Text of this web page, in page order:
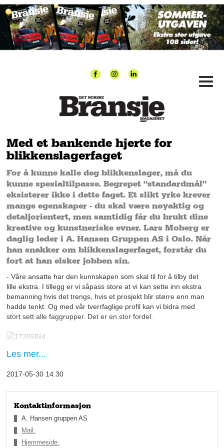
Med et bankende hjerte for
blikkenslagerfaget
For å kunne kalle deg blikkenslager, må du
kunne spesialtilpasse. Begrepet “standardmål”
eksisterer ikke i dette faget. Et slikt yrke krever
mange egenskaper - du skal være nøyaktig og
detaljorientert, men samtidig får du brukt dine
kreative og kunstneriske evner. Lars Moberg er
daglig leder i A. Hansen Gruppen AS i Oslo. Når
han snakker om blikkenslagerfaget, forstår du
fort at han elsker jobben sin.
- Våre ansatte har den kunnskapen som skal til for å tilby det
lille ekstra. I tillegg er vi såpass store at vi kan sette inn ekstra
bemanning hvis det trengs, hvis et prosjekt blir større enn man
hadde tenkt. Og med vår tverrfaglige profil kan vi bidra med
stort sett alle faggrupper. Det er en stor fordel.
Hansen Gruppen AS. Det som tidligere var A. Hansen
paraply: A. Hansen Gruppen AS. Etter å ha samarbeidet tett i
mange år under samme eierskap, bestemte de seg for at det
var mer effektivt å drive som ett selskap.
Les mer...
2017-05-30 14.30
Kontaktinformasjon
A. Hansen gruppen AS
Mail:
Hjemmeside: